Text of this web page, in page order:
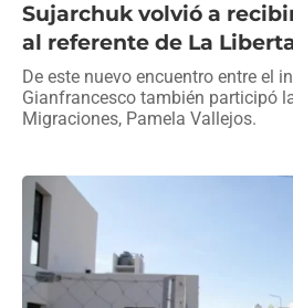
Sujarchuk volvió a
al referente de La
De este nuevo encuentro entre el
Gianfrancesco también participó
Migraciones, Pamela Vallejos.